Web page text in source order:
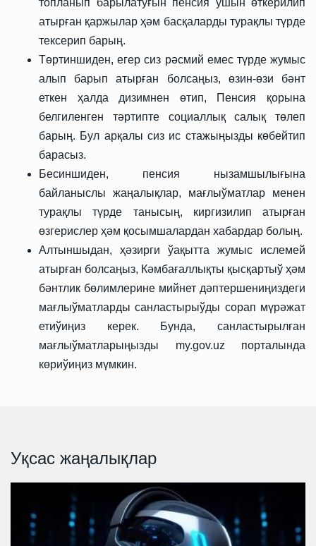
топланып барылатуғын пенсия ушын өткерилип
атырған қаржылар ҳәм басқаларды турақлы түрде
тексерип барың.
Төртиншиден, егер сиз рәсмий емес түрде жумыс
алып барып атырған болсаңыз, өзин-өзи бәнт
еткен ҳалда дизимнен өтип, Пенсия қорына
белгиленген тәртипте социаллық салық төлеп
барың. Бул арқалы сиз ис стажыңызды көбейтип
барасыз.
Бесиншиден, пенсия нызамшылығына
байланыслы жаңалықлар, мағлыўматлар менен
турақлы түрде танысың, киргизилип атырған
өзгерислер ҳәм қосымшалардан хабардар болың.
Алтыншыдан, ҳәзирги ўақытта жумыс ислемей
атырған болсаңыз, Кәмбағаллықты қысқартыў ҳәм
бәнтлик бөлимлерине мийнет дәптершениңиздеги
мағлыўматларды санластырыўды сорап мүрәжат
етиўиңиз керек. Бунда, санластырылған
мағлыўматларыңызды my.gov.uz порталында
көриўиңиз мүмкин.
Уқсас жаңалықлар